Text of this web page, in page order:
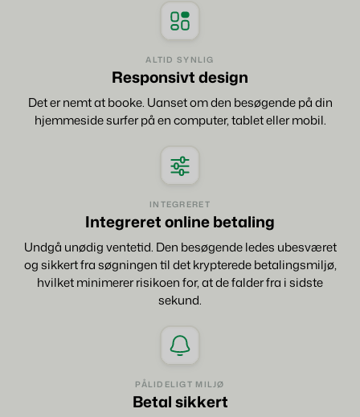
ALTID SYNLIG
Responsivt design
Det er nemt at booke. Uanset om den besøgende på din
hjemmeside surfer på en computer, tablet eller mobil.
INTEGRERET
Integreret online betaling
Undgå unødig ventetid. Den besøgende ledes ubesværet
og sikkert fra søgningen til det krypterede betalingsmiljø,
hvilket minimerer risikoen for, at de falder fra i sidste
sekund.
PÅLIDELIGT MILJØ
Betal sikkert